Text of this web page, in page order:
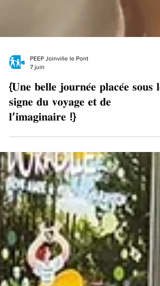
7 juin
{𝐔𝐧𝐞 𝐛𝐞𝐥𝐥𝐞 𝐣𝐨𝐮𝐫𝐧𝐞́𝐞 𝐩𝐥𝐚𝐜𝐞́𝐞 𝐬𝐨𝐮𝐬 𝐥𝐞
𝐬𝐢𝐠𝐧𝐞 𝐝𝐮 𝐯𝐨𝐲𝐚𝐠𝐞 𝐞𝐭 𝐝𝐞
𝐥’𝐢𝐦𝐚𝐠𝐢𝐧𝐚𝐢𝐫𝐞 !}